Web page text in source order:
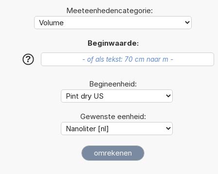
Meeteenhedencategorie:
Beginwaarde:
?
Begineenheid:
Gewenste eenheid: